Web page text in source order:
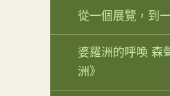
從一個展覽，到
婆羅洲的呼喚 森
洲》